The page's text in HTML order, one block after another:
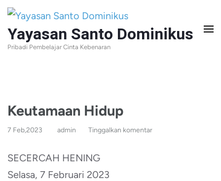
Lompat
konten
Yayasan Santo Dominikus
Pribadi Pembelajar Cinta Kebenaran
Keutamaan Hidup
7 Feb,2023 admin Tinggalkan komentar
SECERCAH HENING
Selasa, 7 Februari 2023